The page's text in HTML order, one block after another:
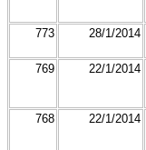
773 28/1/2014
769 22/1/2014
768 22/1/2014